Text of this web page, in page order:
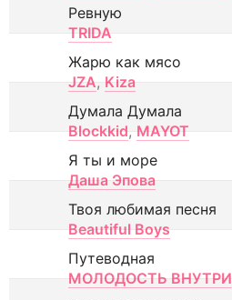
Ревную
TRIDA
Жарю как мясо
JZA, Kiza
Думала Думала
Blockkid, MAYOT
Я ты и море
Даша Эпова
Твоя любимая песня
Beautiful Boys
Путеводная
МОЛОДОСТЬ ВНУТРИ